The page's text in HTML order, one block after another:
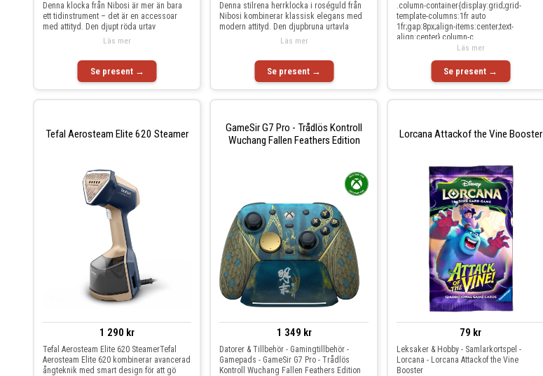
Denna klocka från Nibosi är mer än bara
ett tidinstrument – det är en accessoar
med attityd. Den djupt röda urtav
Se present →
Läs mer
Denna stilrena herrklocka i roséguld från
Nibosi kombinerar klassisk elegans med
modern attityd. Den djupbruna urtavla
Se present →
Läs mer
.column-container{display:grid;grid-
template-columns:1fr auto
1fr;gap:8px;align-items:center;text-
align:center}.column-c
Se present →
Läs mer
Tefal Aerosteam Elite 620 Steamer
1 290 kr
Tefal Aerosteam Elite 620 SteamerTefal
Aerosteam Elite 620 kombinerar avancerad
ångteknik med smart design för att gö
GameSir G7 Pro - Trådlös Kontroll
Wuchang Fallen Feathers Edition
1 349 kr
Datorer & Tillbehör - Gamingtillbehör -
Gamepads - GameSir G7 Pro - Trådlös
Kontroll Wuchang Fallen Feathers Edition
Lorcana Attackof the Vine Booster
79 kr
Leksaker & Hobby - Samlarkortspel -
Lorcana - Lorcana Attackof the Vine
Booster